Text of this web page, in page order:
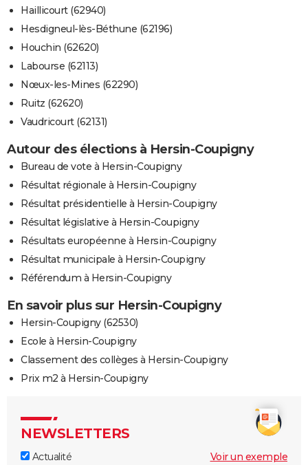
Haillicourt (62940)
Hesdigneul-lès-Béthune (62196)
Houchin (62620)
Labourse (62113)
Nœux-les-Mines (62290)
Ruitz (62620)
Vaudricourt (62131)
Autour des élections à Hersin-Coupigny
Bureau de vote à Hersin-Coupigny
Résultat régionale à Hersin-Coupigny
Résultat présidentielle à Hersin-Coupigny
Résultat législative à Hersin-Coupigny
Résultats européenne à Hersin-Coupigny
Résultat municipale à Hersin-Coupigny
Référendum à Hersin-Coupigny
En savoir plus sur Hersin-Coupigny
Hersin-Coupigny (62530)
Ecole à Hersin-Coupigny
Classement des collèges à Hersin-Coupigny
Prix m2 à Hersin-Coupigny
NEWSLETTERS
Actualité
Voir un exemple